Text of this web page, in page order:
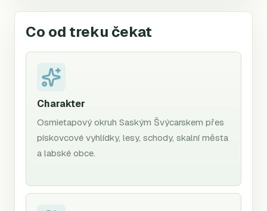
Co od treku čekat
Charakter
Osmietapový okruh Saským Švýcarskem přes
pískovcové vyhlídky, lesy, schody, skalní města
a labské obce.